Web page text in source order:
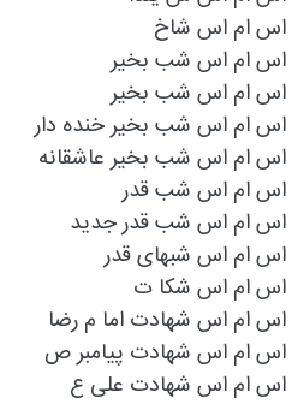
اس ام اس شاخ
اس ام اس شب بخير
اس ام اس شب بخیر
اس ام اس شب بخیر خنده دار
اس ام اس شب بخیر عاشقانه
اس ام اس شب قدر
اس ام اس شب قدر جدید
اس ام اس شبهای قدر
اس ام اس شکا ت
اس ام اس شهادت اما م رضا
اس ام اس شهادت پیامبر ص
اس ام اس شهادت علی ع